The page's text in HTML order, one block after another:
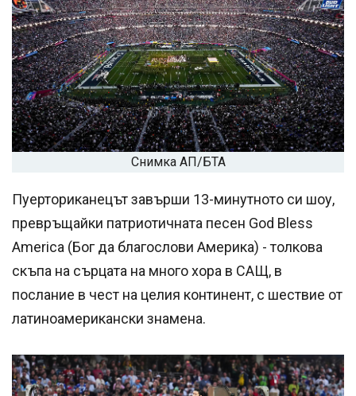
Снимка АП/БТА
Пуерториканецът завърши 13-минутното си шоу,
превръщайки патриотичната песен God Bless
America (Бог да благослови Америка) - толкова
скъпа на сърцата на много хора в САЩ, в
послание в чест на целия континент, с шествие от
латиноамерикански знамена.